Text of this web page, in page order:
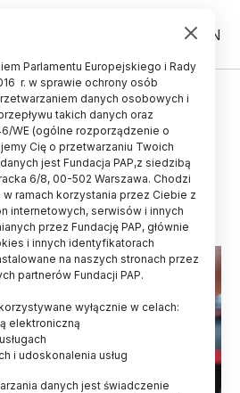
PL EN
z brzucha na
zdrowie
Parlamentu Europejskiego i Rady
r. w sprawie ochrony osób
danych osobowych i
takich danych oraz
WE (ogólne rozporządzenie o
Cię o przetwarzaniu Twoich
jest Fundacja PAP,z siedzibą
6/8, 00-502 Warszawa. Chodzi
ramach korzystania przez Ciebie z
internetowych, serwisów i innych
przez Fundację PAP, głównie
i innych identyfikatorach
na naszych stronach przez
partnerów Fundacji PAP.
wyłącznie w celach:
elektroniczną
i udoskonalenia usług
danych jest świadczenie